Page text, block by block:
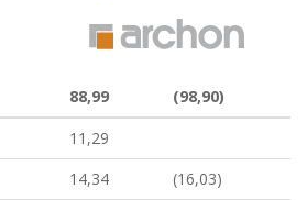
88,99
(98,90)
11,29
14,34
(16,03)